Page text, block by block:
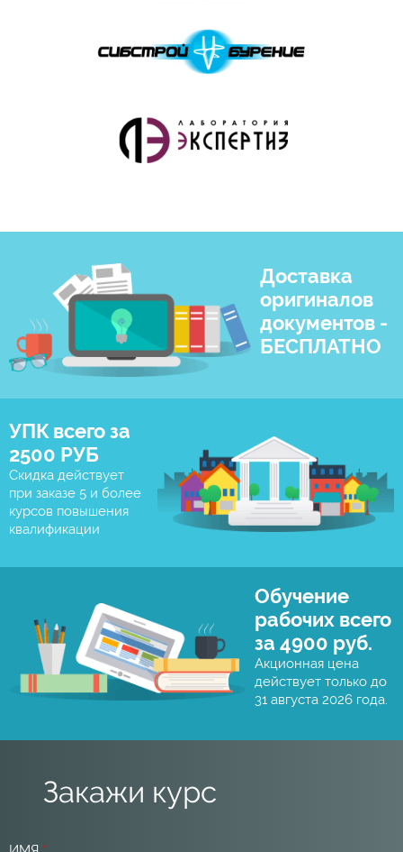
Доставка
оригиналов
документов -
БЕСПЛАТНО
УПК всего за
2500 РУБ
Скидка действует
при заказе 5 и более
курсов повышения
квалификации
Обучение
рабочих всего
за 4900 руб.
Акционная цена
действует только до
31 августа 2026 года.
Закажи курс